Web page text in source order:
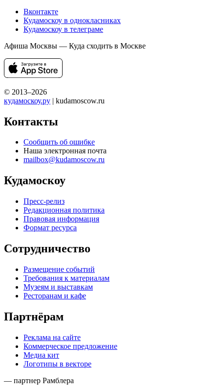
Вконтакте
Кудамоскоу в однокласниках
Кудамоскоу в телеграме
Афиша Москвы — Куда сходить в Москве
© 2013–2026
кудамоскоу.ру | kudamoscow.ru
Контакты
Сообщить об ошибке
Наша электронная почта
mailbox@kudamoscow.ru
Кудамоскоу
Пресс-релиз
Редакционная политика
Правовая информация
Формат ресурса
Сотрудничество
Размещение событий
Требования к материалам
Музеям и выставкам
Ресторанам и кафе
Партнёрам
Реклама на сайте
Коммерческое предложение
Медиа кит
Логотипы в векторе
— партнер Рамблера